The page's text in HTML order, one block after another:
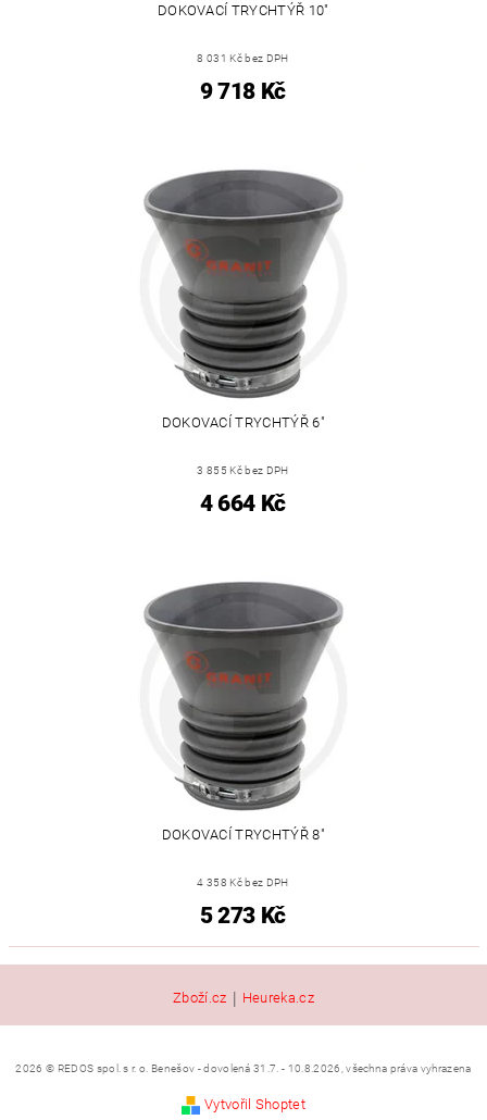
DOKOVACÍ TRYCHTÝŘ 10"
8 031 Kč bez DPH
9 718 Kč
DOKOVACÍ TRYCHTÝŘ 6"
3 855 Kč bez DPH
4 664 Kč
DOKOVACÍ TRYCHTÝŘ 8"
4 358 Kč bez DPH
5 273 Kč
Zboží.cz | Heureka.cz
2026 © REDOS spol. s r. o. Benešov - dovolená 31.7. - 10.8.2026, všechna práva vyhrazena
Vytvořil Shoptet